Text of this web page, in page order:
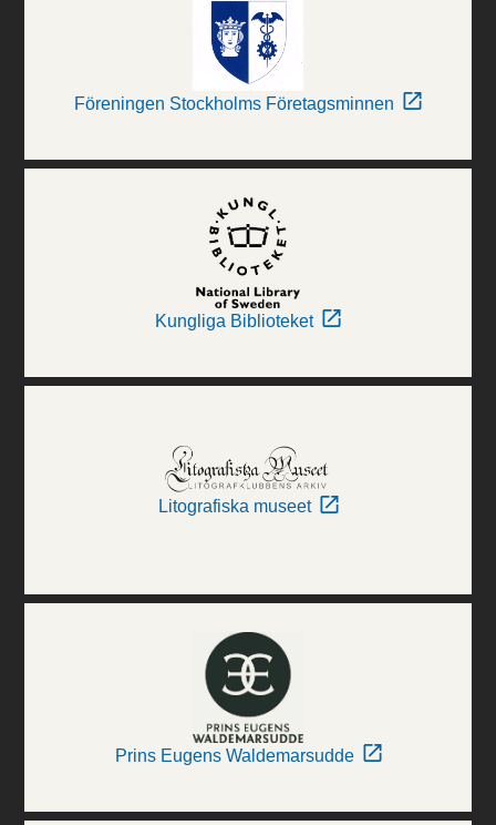
Föreningen Stockholms Företagsminnen
Kungliga Biblioteket
Litografiska museet
Prins Eugens Waldemarsudde